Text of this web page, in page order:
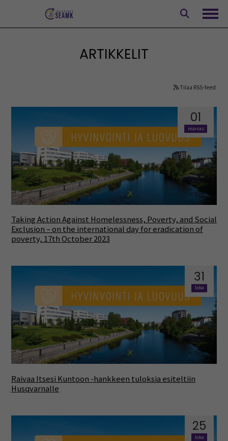
ARTIKKELIT
Tilaa RSS-feed
01
marras
Taking Action Against Homelessness, Poverty, and Social
Exclusion – on the international day for eradication of
poverty, 17th October 2023
31
loka
Raivaa Itsesi Kuntoon -hankkeen tuloksia esiteltiin
Husqvarnalle
25
loka